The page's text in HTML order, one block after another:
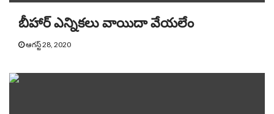
బీహార్‌ ఎన్నిక‌లు వాయిదా వేయ‌‌లేం
ఆగస్ట్ 28, 2020